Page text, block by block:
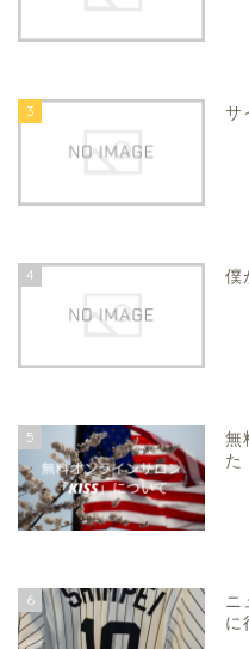
3 サ
4 僕
5
無
た
6
ニ
に